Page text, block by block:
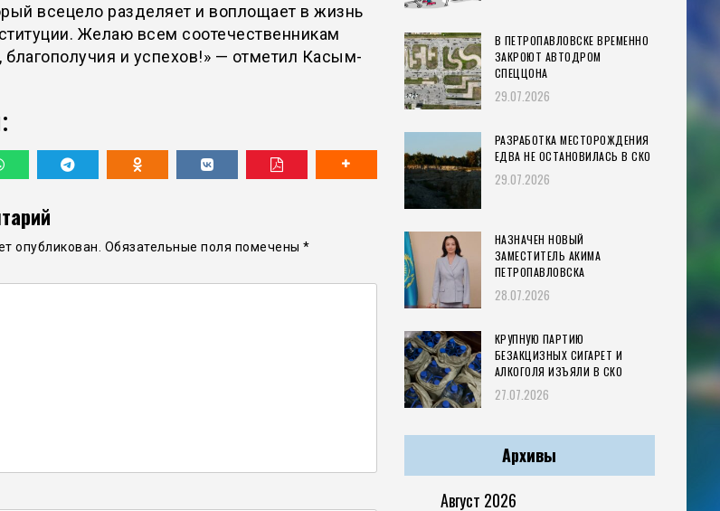
всецело разделяет и воплощает в жизнь
Желаю всем соотечественникам
благополучия и успехов!» — отметил Касым-
опубликован. Обязательные поля помечены *
В ПЕТРОПАВЛОВСКЕ ВРЕМЕННО
ЗАКРОЮТ АВТОДРОМ
СПЕЦЦОНА
29.07.2026
РАЗРАБОТКА МЕСТОРОЖДЕНИЯ
ЕДВА НЕ ОСТАНОВИЛАСЬ В СКО
29.07.2026
НАЗНАЧЕН НОВЫЙ
ЗАМЕСТИТЕЛЬ АКИМА
ПЕТРОПАВЛОВСКА
28.07.2026
КРУПНУЮ ПАРТИЮ
БЕЗАКЦИЗНЫХ СИГАРЕТ И
АЛКОГОЛЯ ИЗЪЯЛИ В СКО
27.07.2026
Архивы
Август 2026